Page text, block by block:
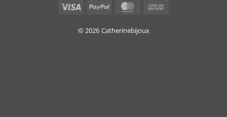
Visa PayPal MasterCard
© 2026 Catherinebijoux